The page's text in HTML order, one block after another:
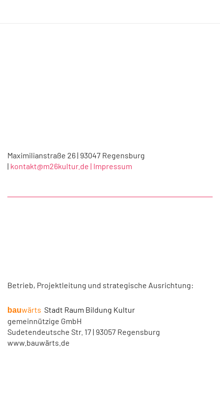
Maximilianstraße 26 | 93047 Regensburg
| kontakt@m26kultur.de | Impressum
Betrieb, Projektleitung und strategische Ausrichtung:
bauwärts Stadt Raum Bildung Kultur
gemeinnützige GmbH
Sudetendeutsche Str. 17 | 93057 Regensburg
www.bauwärts.de